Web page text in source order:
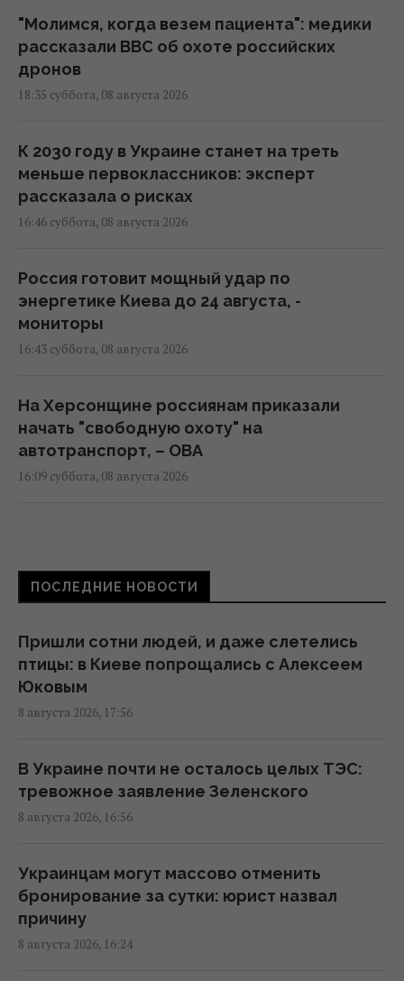
"Молимся, когда везем пациента": медики
рассказали BBC об охоте российских
дронов
18:35 суббота, 08 августа 2026
К 2030 году в Украине станет на треть
меньше первоклассников: эксперт
рассказала о рисках
16:46 суббота, 08 августа 2026
Россия готовит мощный удар по
энергетике Киева до 24 августа, -
мониторы
16:43 суббота, 08 августа 2026
На Херсонщине россиянам приказали
начать "свободную охоту" на
автотранспорт, – ОВА
16:09 суббота, 08 августа 2026
для этого нужно
16:03 суббота, 08 августа 2026
Зеленский: Украинская оборонка может
удвоить объемы производства, но есть
условие
Избрание судей МУС: что случилось с
кандидатом от Украины
Россия уничтожает украинское сельское
хозяйство и саму природу Украины, –
Forbes
ПОСЛЕДНИЕ НОВОСТИ
Пришли сотни людей, и даже слетелись
птицы: в Киеве попрощались с Алексеем
Юковым
8 августа 2026, 17:56
В Украине почти не осталось целых ТЭС:
тревожное заявление Зеленского
8 августа 2026, 16:56
Украинцам могут массово отменить
бронирование за сутки: юрист назвал
причину
8 августа 2026, 16:24